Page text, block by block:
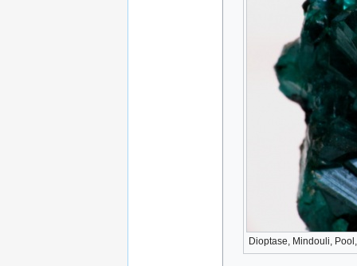
Dioptase, Mindouli,